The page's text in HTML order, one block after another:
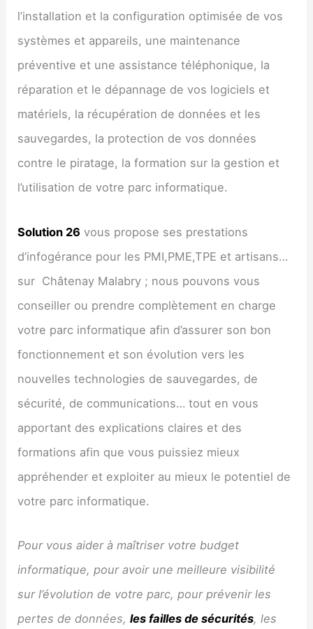
l’installation et la configuration optimisée de vos
systèmes et appareils, une maintenance
préventive et une assistance téléphonique, la
réparation et le dépannage de vos logiciels et
matériels, la récupération de données et les
sauvegardes, la protection de vos données
contre le piratage, la formation sur la gestion et
l’utilisation de votre parc informatique.
Solution 26 vous propose ses prestations
d’infogérance pour les PMI,PME,TPE et artisans…
sur Châtenay Malabry ; nous pouvons vous
conseiller ou prendre complètement en charge
votre parc informatique afin d’assurer son bon
fonctionnement et son évolution vers les
nouvelles technologies de sauvegardes, de
sécurité, de communications… tout en vous
apportant des explications claires et des
formations afin que vous puissiez mieux
appréhender et exploiter au mieux le potentiel de
votre parc informatique.
Pour vous aider à maîtriser votre budget
informatique, pour avoir une meilleure visibilité
sur l’évolution de votre parc, pour prévenir les
pertes de données,les failles de sécurités, les